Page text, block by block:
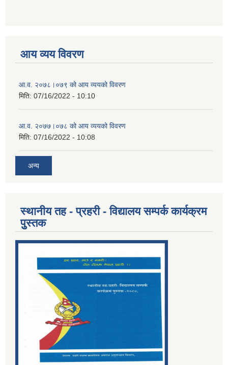
आय व्यय विवरण
आ.व. २०७८।०७९ को आय व्ययको विवरण
मिति: 07/16/2022 - 10:10
आ.व. २०७७।०७८ को आय व्ययको विवरण
मिति: 07/16/2022 - 10:08
अन्य
स्थानीय तह - प्रहरी - विद्यालय सम्पर्क कार्यक्रम
पुुस्तक